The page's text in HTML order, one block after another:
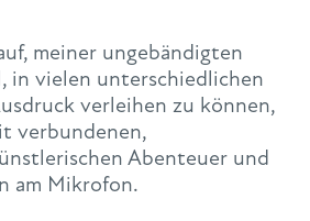
meiner ungebändigten
in vielen unterschiedlichen
verleihen zu können,
verbundenen,
Abenteuer und
am Mikrofon.